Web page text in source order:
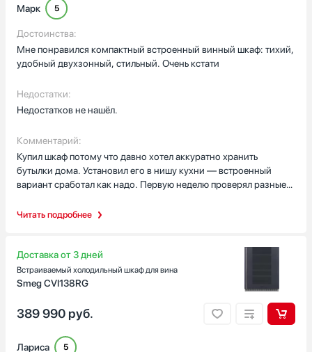
Австрия
Болгария
Венгрия
Германия
Показать все
24
Читать подробнее
Марк 5
Достоинства:
Мне понравился компактный встроенный винный шкаф: тихий,
удобный двухзонный, стильный. Очень кстати
Недостатки:
Недостатков не нашёл.
Комментарий:
Купил шкаф потому что давно хотел аккуратно хранить
бутылки дома. Установил его в нишу кухни — встроенный
вариант сработал как надо. Первую неделю проверял разные
между ними реально видна, и вещи не путаются. Полки из
без лишних движений. Подсветка LED делает поиск удобным
вечером, а сенсорное управление простое и понятное, ничего
лишнего.
Шум минимален: при разговоре на кухне я почти не замечаю
работы компрессора, это важно, так как зона открытая и гости
при этом не мешаются. Фильтр угольный даёт уверенность, что
Доставка от 3 дней
Встраиваемый холодильный шкаф для вина
Smeg CVI138RG
389 990 руб.
Лариса 5